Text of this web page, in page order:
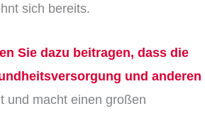
sich bereits.
Sie dazu beitragen, dass die
und anderen
und macht einen großen